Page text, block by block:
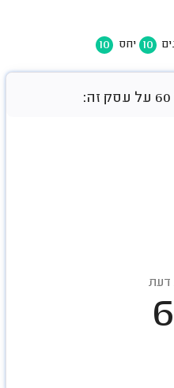
10 יחס 10
דעת